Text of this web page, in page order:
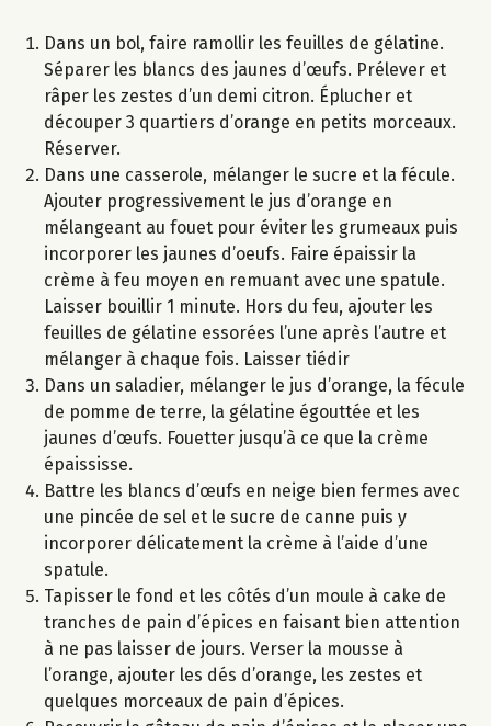
Dans un bol, faire ramollir les feuilles de gélatine.
Séparer les blancs des jaunes d’œufs. Prélever et
râper les zestes d’un demi citron. Éplucher et
découper 3 quartiers d’orange en petits morceaux.
Réserver.
Dans une casserole, mélanger le sucre et la fécule.
Ajouter progressivement le jus d’orange en
mélangeant au fouet pour éviter les grumeaux puis
incorporer les jaunes d’oeufs. Faire épaissir la
crème à feu moyen en remuant avec une spatule.
Laisser bouillir 1 minute. Hors du feu, ajouter les
feuilles de gélatine essorées l’une après l’autre et
mélanger à chaque fois. Laisser tiédir
Dans un saladier, mélanger le jus d’orange, la fécule
de pomme de terre, la gélatine égouttée et les
jaunes d’œufs. Fouetter jusqu’à ce que la crème
épaississe.
Battre les blancs d’œufs en neige bien fermes avec
une pincée de sel et le sucre de canne puis y
incorporer délicatement la crème à l’aide d’une
spatule.
Tapisser le fond et les côtés d’un moule à cake de
tranches de pain d’épices en faisant bien attention
à ne pas laisser de jours. Verser la mousse à
l’orange, ajouter les dés d’orange, les zestes et
quelques morceaux de pain d’épices.